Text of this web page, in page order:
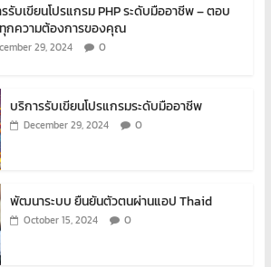
รับเขียนโปรแกรม PHP ระดับมืออาชีพ – ตอบ
กความต้องการของคุณ
29, 2024 0
บริการรับเขียนโปรแกรมระดับมืออาชีพ
December 29, 2024 0
พัฒนาระบบ ยืนยันตัวตนผ่านแอป Thaid
October 15, 2024 0